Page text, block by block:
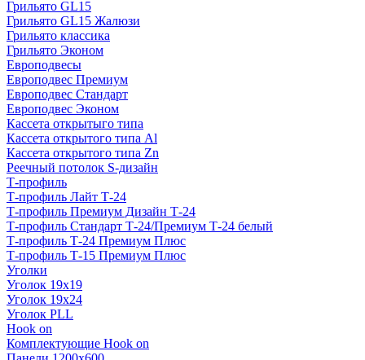
Грильято GL15
Грильято GL15 Жалюзи
Грильято классика
Грильято Эконом
Европодвесы
Европодвес Премиум
Европодвес Стандарт
Европодвес Эконом
Кассета открытыго типа
Кассета открытого типа Al
Кассета открытого типа Zn
Реечный потолок S-дизайн
Т-профиль
Т-профиль Лайт Т-24
Т-профиль Премиум Дизайн Т-24
Т-профиль Стандарт Т-24/Премиум Т-24 белый
Т-профиль Т-24 Премиум Плюс
Т-профиль Т-15 Премиум Плюс
Уголки
Уголок 19х19
Уголок 19х24
Уголок PLL
Hook on
Комплектующие Hook on